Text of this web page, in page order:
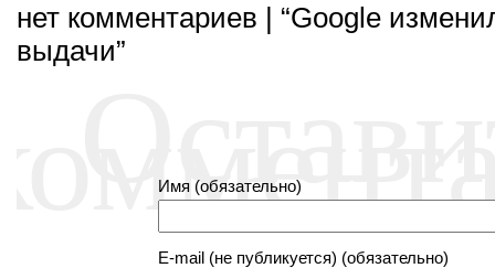
нет комментариев | “Google
выдачи”
Имя (обязательно)
E-mail (не публикуется) (обязательно)